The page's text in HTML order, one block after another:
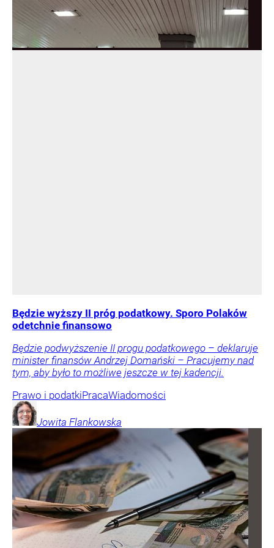
Będzie wyższy II próg podatkowy. Sporo Polaków
odetchnie finansowo
Będzie podwyższenie II progu podatkowego – deklaruje
minister finansów Andrzej Domański – Pracujemy nad
tym, aby było to możliwe jeszcze w tej kadencji.
Prawo i podatkiPracaWiadomości
Jowita Flankowska